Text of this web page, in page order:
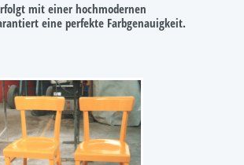
mit einer hochmodernen
eine perfekte Farbgenauigkeit.